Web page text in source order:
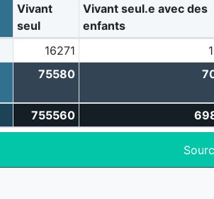
Vivant
seul
Vivant seul.e avec des
enfants
16271
75580
755560